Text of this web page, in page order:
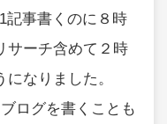
記事書くのに８時
サーチ含めて２時
なりました。
ログを書くことも